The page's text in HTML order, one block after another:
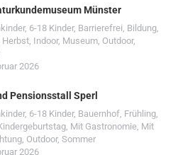
Münster
, 6-18 Kinder, Barrierefrei, Bildung,
Herbst, Indoor, Museum, Outdoor,
2026
Pensionsstall Sperl
, 6-18 Kinder, Bauernhof, Frühling,
, Mit Gastronomie, Mit
, Outdoor, Sommer
2026